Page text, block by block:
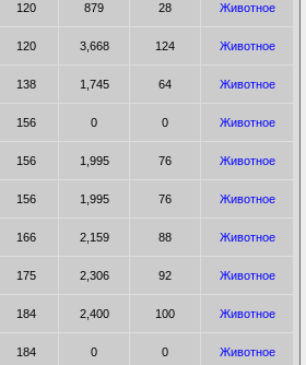
120 879 28 Животное
120 3,668 124 Животное
138 1,745 64 Животное
156 0 0 Животное
156 1,995 76 Животное
156 1,995 76 Животное
166 2,159 88 Животное
175 2,306 92 Животное
184 2,400 100 Животное
184 0 0 Животное